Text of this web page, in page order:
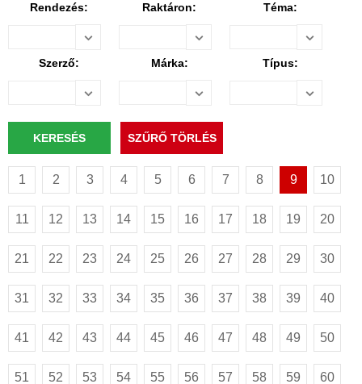
Rendezés: Raktáron: Téma:
Szerző: Márka: Típus:
1 2 3 4 5 6 7 8 9 10
11 12 13 14 15 16 17 18 19 20
21 22 23 24 25 26 27 28 29 30
31 32 33 34 35 36 37 38 39 40
41 42 43 44 45 46 47 48 49 50
51 52 53 54 55 56 57 58 59 60